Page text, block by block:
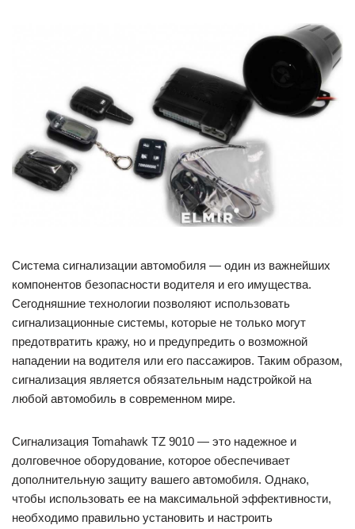
Система сигнализации автомобиля — один из важнейших
компонентов безопасности водителя и его имущества.
Сегодняшние технологии позволяют использовать
сигнализационные системы, которые не только могут
предотвратить кражу, но и предупредить о возможной
нападении на водителя или его пассажиров. Таким образом,
сигнализация является обязательным надстройкой на
любой автомобиль в современном мире.
Сигнализация Tomahawk TZ 9010 — это надежное и
долговечное оборудование, которое обеспечивает
дополнительную защиту вашего автомобиля. Однако,
чтобы использовать ее на максимальной эффективности,
необходимо правильно установить и настроить